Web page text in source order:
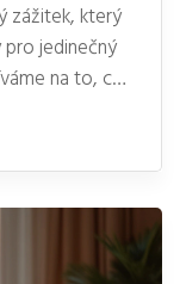
zážitek, který
pro jedinečný
na to, co
od této
tato
a zlepšit
zážitek